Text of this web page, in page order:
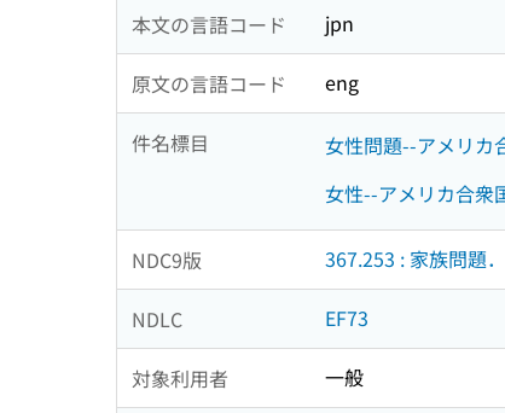
本文の言語コード jpn
原文の言語コード eng
件名標目 女性問題--アメリカ
女性--アメリカ合衆
NDC9版 367.253 : 家族問題
NDLC EF73
対象利用者 一般